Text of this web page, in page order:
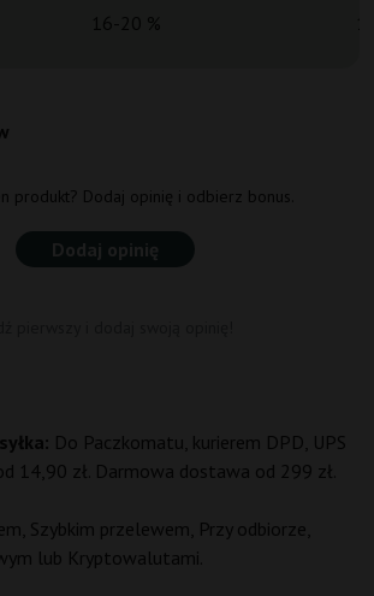
produkt? Dodaj opinię i odbierz bonus.
Dodaj opinię
Do Paczkomatu, kurierem DPD, UPS
14,90 zł. Darmowa dostawa od 299 zł.
Szybkim przelewem, Przy odbiorze,
lub Kryptowalutami.